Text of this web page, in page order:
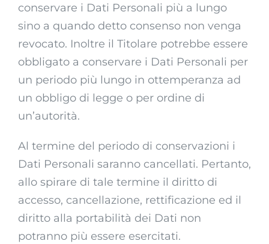
conservare i Dati Personali più a lungo
sino a quando detto consenso non venga
revocato. Inoltre il Titolare potrebbe essere
obbligato a conservare i Dati Personali per
un periodo più lungo in ottemperanza ad
un obbligo di legge o per ordine di
un’autorità.
Al termine del periodo di conservazioni i
Dati Personali saranno cancellati. Pertanto,
allo spirare di tale termine il diritto di
accesso, cancellazione, rettificazione ed il
diritto alla portabilità dei Dati non
potranno più essere esercitati.